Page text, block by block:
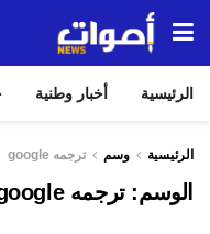
الرئيسية أخبار وطنية
الرئيسية وسم ترجمه google
الوسم:ترجمه google